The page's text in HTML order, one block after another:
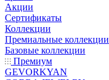
Акции
Сертификаты
Коллекции
Премиальные коллекции
Базовые коллекции
Премиум
GEVORKYAN